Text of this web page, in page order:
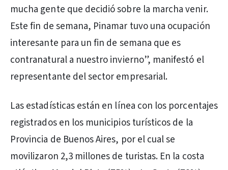
mucha gente que decidió sobre la marcha venir.
Este fin de semana, Pinamar tuvo una ocupación
interesante para un fin de semana que es
contranatural a nuestro invierno”, manifestó el
representante del sector empresarial.
Las estadísticas están en línea con los porcentajes
registrados en los municipios turísticos de la
Provincia de Buenos Aires, por el cual se
movilizaron 2,3 millones de turistas. En la costa